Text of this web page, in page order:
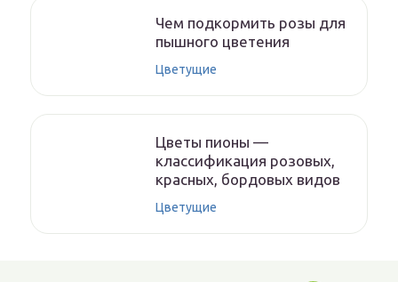
Чем подкормить розы для
пышного цветения
Цветущие
Цветы пионы —
классификация розовых,
красных, бордовых видов
Цветущие